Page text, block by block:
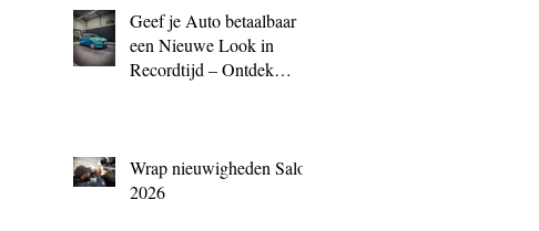
Geef je Auto betaalbaar
een Nieuwe Look in
Recordtijd – Ontdek
Wrap nieuwigheden Salon
2026